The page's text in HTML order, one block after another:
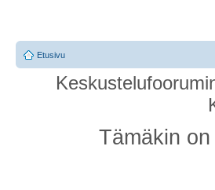
Etusivu
Tämäkin on